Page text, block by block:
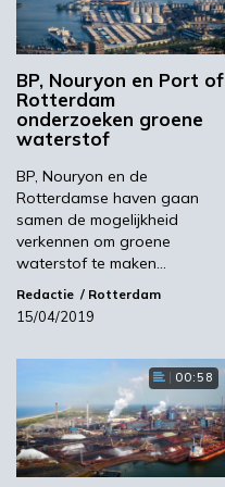
verkennen
Nouryon zal de
Tata Steel de
duurzaamheid van
verder te verbeteren.
gezamenlijk
waterstof te
chemicaliën en
Amsterdam richt
voor verdere
die de basis zal
BP, Nouryon en Port of
Rotterdam
onderzoeken groene
waterstof
BP, Nouryon en de
Rotterdamse haven gaan
samen de mogelijkheid
verkennen om groene
waterstof te maken…
Redactie Rotterdam
15/04/2019
00:58